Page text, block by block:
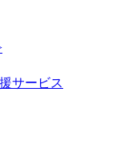
サービス